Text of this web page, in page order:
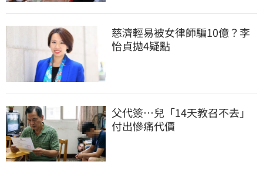
慈濟輕易被女律師騙10億？李
怡貞拋4疑點
父代簽…兒「14天教召不去」
付出慘痛代價